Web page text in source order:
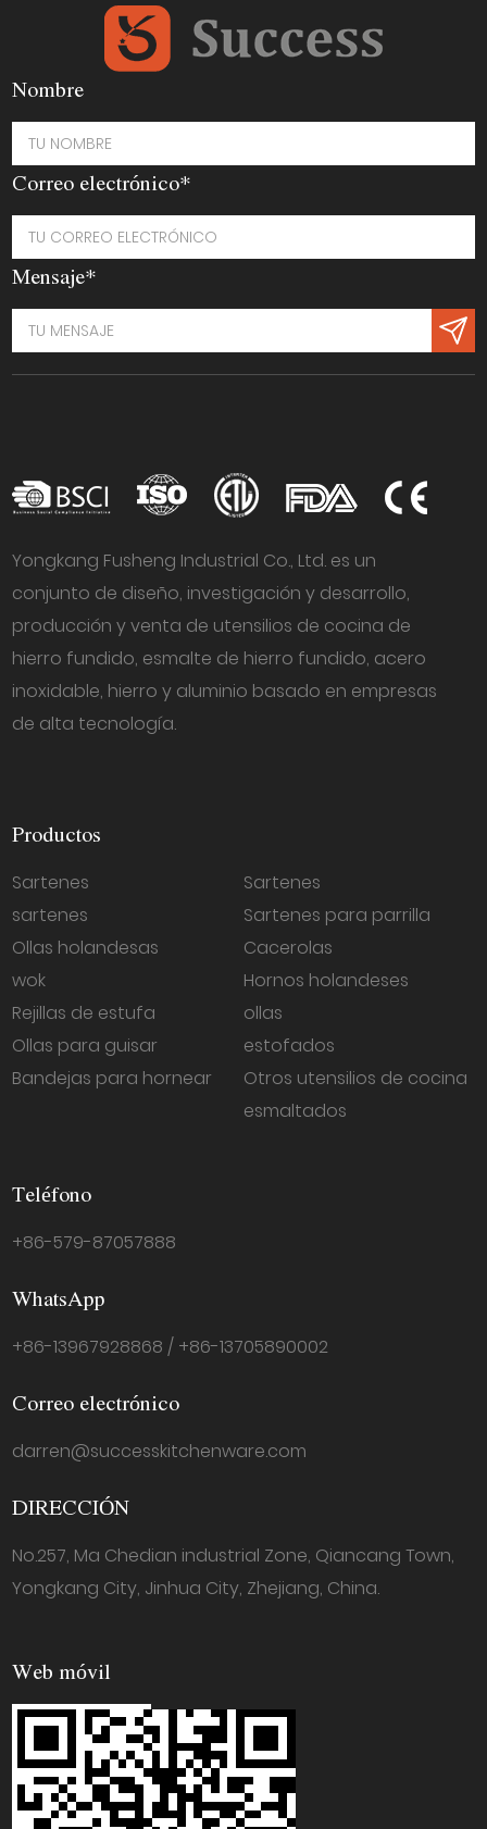
Nombre
Correo electrónico*
Mensaje*
Yongkang Fusheng Industrial Co., Ltd. es un
conjunto de diseño, investigación y desarrollo,
producción y venta de utensilios de cocina de
hierro fundido, esmalte de hierro fundido, acero
inoxidable, hierro y aluminio basado en empresas
de alta tecnología.
Productos
Sartenes
sartenes
Ollas holandesas
wok
Rejillas de estufa
Ollas para guisar
Bandejas para hornear
Sartenes
Sartenes para parrilla
Cacerolas
Hornos holandeses
ollas
estofados
Otros utensilios de cocina
esmaltados
Teléfono
+86-579-87057888
WhatsApp
+86-13967928868 / +86-13705890002
Correo electrónico
darren@successkitchenware.com
DIRECCIÓN
No.257, Ma Chedian industrial Zone, Qiancang Town,
Yongkang City, Jinhua City, Zhejiang, China.
Web móvil